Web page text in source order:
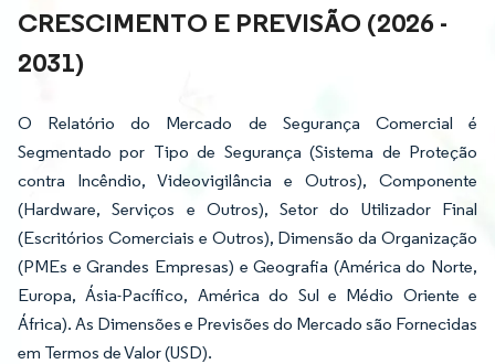
CRESCIMENTO E PREVISÃO (2026 -
2031)
O Relatório do Mercado de Segurança Comercial é
Segmentado por Tipo de Segurança (Sistema de Proteção
contra Incêndio, Videovigilância e Outros), Componente
(Hardware, Serviços e Outros), Setor do Utilizador Final
(Escritórios Comerciais e Outros), Dimensão da Organização
(PMEs e Grandes Empresas) e Geografia (América do Norte,
Europa, Ásia-Pacífico, América do Sul e Médio Oriente e
África). As Dimensões e Previsões do Mercado são Fornecidas
em Termos de Valor (USD).